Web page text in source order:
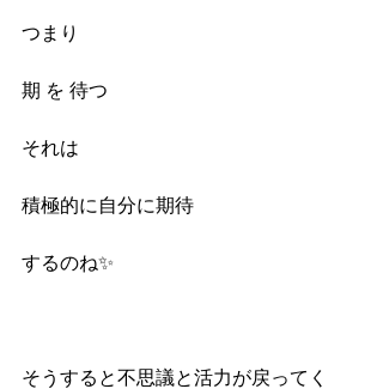
つまり
期 を 待つ
それは
積極的に自分に期待
するのね✨
そうすると不思議と活力が戻ってく